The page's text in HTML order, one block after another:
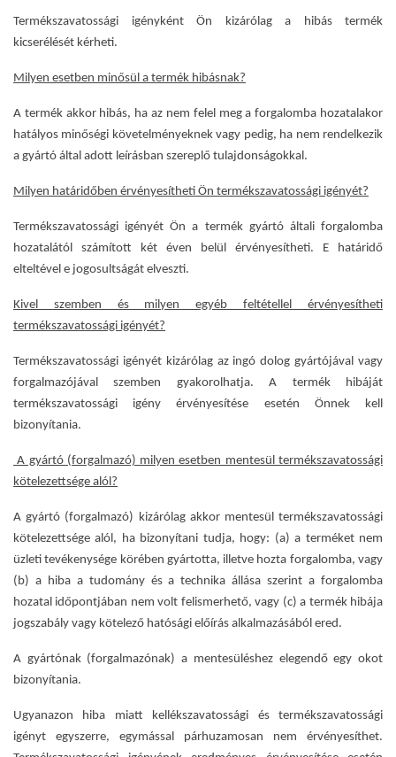
Termékszavatossági igényként Ön kizárólag a hibás termék
kicserélését kérheti.
Milyen esetben minősül a termék hibásnak?
A termék akkor hibás, ha az nem felel meg a forgalomba hozatalakor
hatályos minőségi követelményeknek vagy pedig, ha nem rendelkezik
a gyártó által adott leírásban szereplő tulajdonságokkal.
Milyen határidőben érvényesítheti Ön termékszavatossági igényét?
Termékszavatossági igényét Ön a termék gyártó általi forgalomba
hozatalától számított két éven belül érvényesítheti. E határidő
elteltével e jogosultságát elveszti.
Kivel szemben és milyen egyéb feltétellel érvényesítheti
termékszavatossági igényét?
Termékszavatossági igényét kizárólag az ingó dolog gyártójával vagy
forgalmazójával szemben gyakorolhatja. A termék hibáját
termékszavatossági igény érvényesítése esetén Önnek kell
bizonyítania.
A gyártó (forgalmazó) milyen esetben mentesül termékszavatossági
kötelezettsége alól?
A gyártó (forgalmazó) kizárólag akkor mentesül termékszavatossági
kötelezettsége alól, ha bizonyítani tudja, hogy: (a) a terméket nem
üzleti tevékenysége körében gyártotta, illetve hozta forgalomba, vagy
(b) a hiba a tudomány és a technika állása szerint a forgalomba
hozatal időpontjában nem volt felismerhető, vagy (c) a termék hibája
jogszabály vagy kötelező hatósági előírás alkalmazásából ered.
A gyártónak (forgalmazónak) a mentesüléshez elegendő egy okot
bizonyítania.
Ugyanazon hiba miatt kellékszavatossági és termékszavatossági
igényt egyszerre, egymással párhuzamosan nem érvényesíthet.